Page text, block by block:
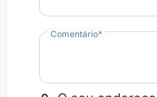
Comentário*